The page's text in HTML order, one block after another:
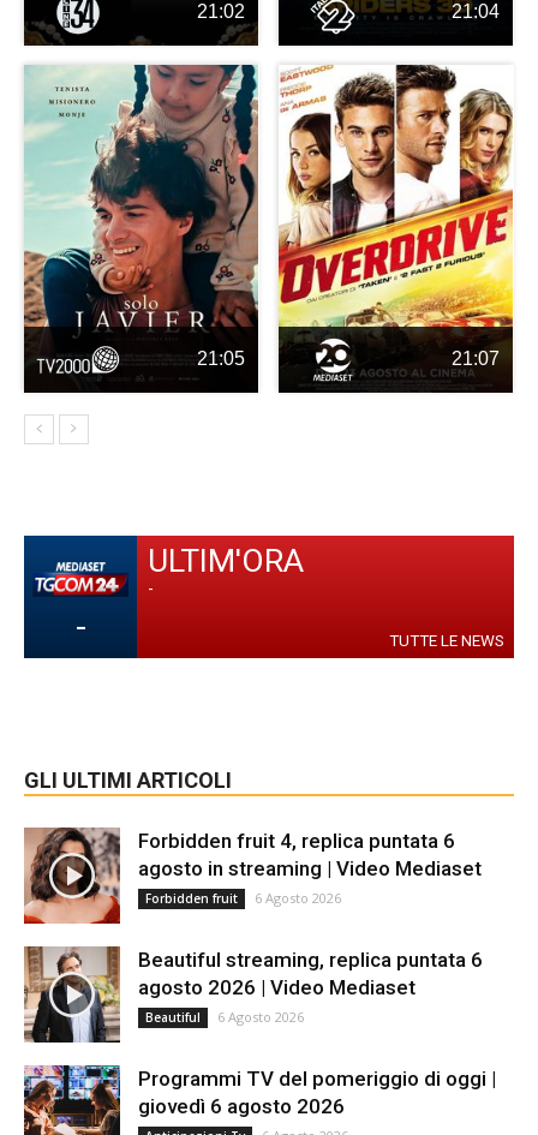
21:02 21:04
21:05 21:07
-
ULTIM'ORA
-
TUTTE LE NEWS
GLI ULTIMI ARTICOLI
Forbidden fruit 4, replica puntata 6
agosto in streaming | Video Mediaset
Forbidden fruit 6 Agosto 2026
Beautiful streaming, replica puntata 6
agosto 2026 | Video Mediaset
Beautiful 6 Agosto 2026
Programmi TV del pomeriggio di oggi |
giovedì 6 agosto 2026